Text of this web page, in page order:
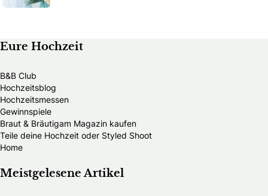
Eure Hochzeit
B&B Club
Hochzeitsblog
Hochzeitsmessen
Gewinnspiele
Braut & Bräutigam Magazin kaufen
Teile deine Hochzeit oder Styled Shoot
Home
Meistgelesene Artikel